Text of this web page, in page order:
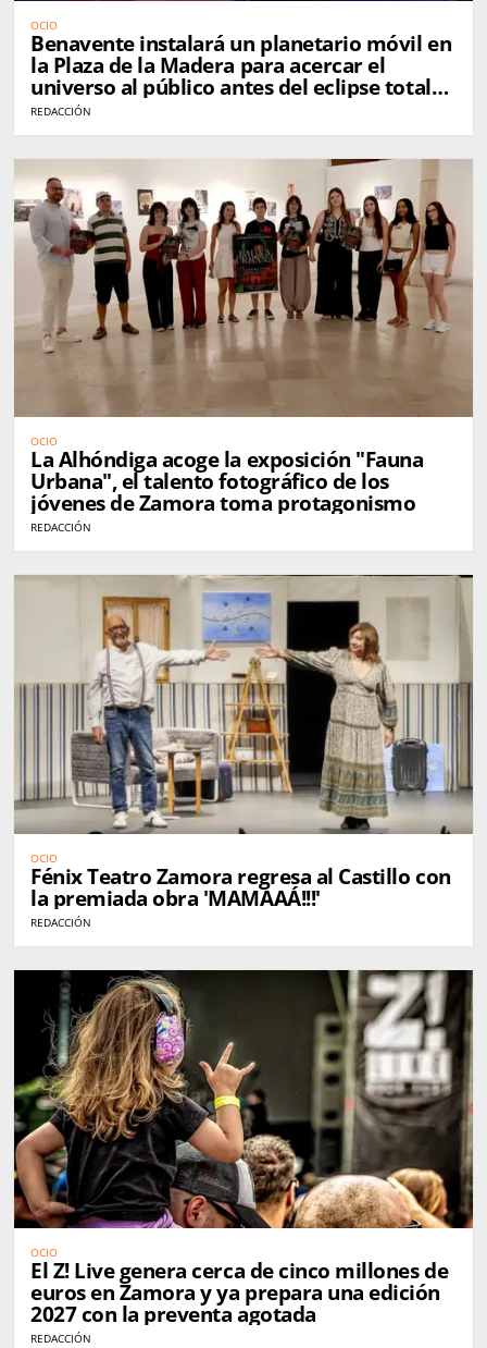
OCIO
Benavente instalará un planetario móvil en
la Plaza de la Madera para acercar el
universo al público antes del eclipse total
de Sol
REDACCIÓN
OCIO
La Alhóndiga acoge la exposición "Fauna
Urbana", el talento fotográfico de los
jóvenes de Zamora toma protagonismo
REDACCIÓN
OCIO
Fénix Teatro Zamora regresa al Castillo con
la premiada obra 'MAMAAÁ!!!'
REDACCIÓN
OCIO
El Z! Live genera cerca de cinco millones de
euros en Zamora y ya prepara una edición
2027 con la preventa agotada
REDACCIÓN